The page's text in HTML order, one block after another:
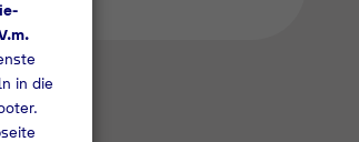
in die